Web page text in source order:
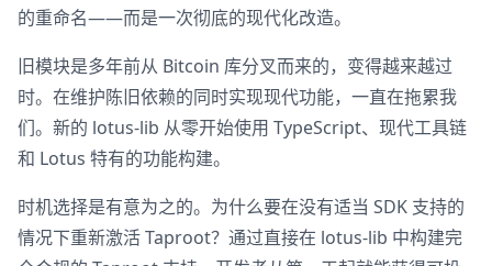
的重命名——而是一次彻底的现代化改造。
旧模块是多年前从 Bitcoin 库分叉而来的，变得越来越过
时。在维护陈旧依赖的同时实现现代功能，一直在拖累我
们。新的 lotus-lib 从零开始使用 TypeScript、现代工具链
和 Lotus 特有的功能构建。
时机选择是有意为之的。为什么要在没有适当 SDK 支持的
情况下重新激活 Taproot？通过直接在 lotus-lib 中构建完